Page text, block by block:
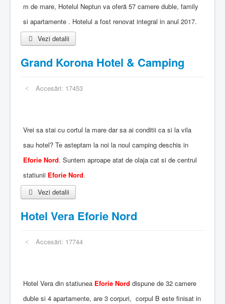
m de mare, Hotelul Neptun va oferă 57 camere duble, family
si apartamente . Hotelul a fost renovat integral in anul 2017.
Vezi detalii
Grand Korona Hotel & Camping
Accesări: 17453
Vrei sa stai cu cortul la mare dar sa ai conditii ca si la vila
sau hotel? Te asteptam la noi la noul camping deschis in
Eforie Nord. Suntem aproape atat de olaja cat si de centrul
statiunii Eforie Nord.
Vezi detalii
Hotel Vera Eforie Nord
Accesări: 17744
Hotel Vera din statiunea Eforie Nord dispune de 32 camere
duble si 4 apartamente, are 3 corpuri, corpul B este finisat in